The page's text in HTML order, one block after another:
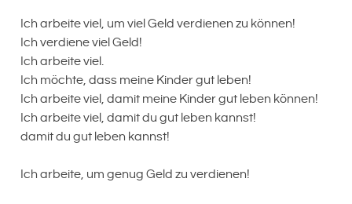
Ich arbeite viel, um viel Geld verdienen zu können!
Ich verdiene viel Geld!
Ich arbeite viel.
Ich möchte, dass meine Kinder gut leben!
Ich arbeite viel, damit meine Kinder gut leben können!
Ich arbeite viel, damit du gut leben kannst!
damit du gut leben kannst!
Ich arbeite, um genug Geld zu verdienen!